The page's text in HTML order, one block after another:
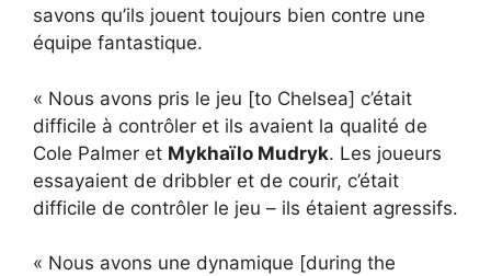
savons qu’ils jouent toujours bien contre une
équipe fantastique.
« Nous avons pris le jeu [to Chelsea] c’était
difficile à contrôler et ils avaient la qualité de
Cole Palmer et Mykhaïlo Mudryk. Les joueurs
essayaient de dribbler et de courir, c’était
difficile de contrôler le jeu – ils étaient agressifs.
« Nous avons une dynamique [during the